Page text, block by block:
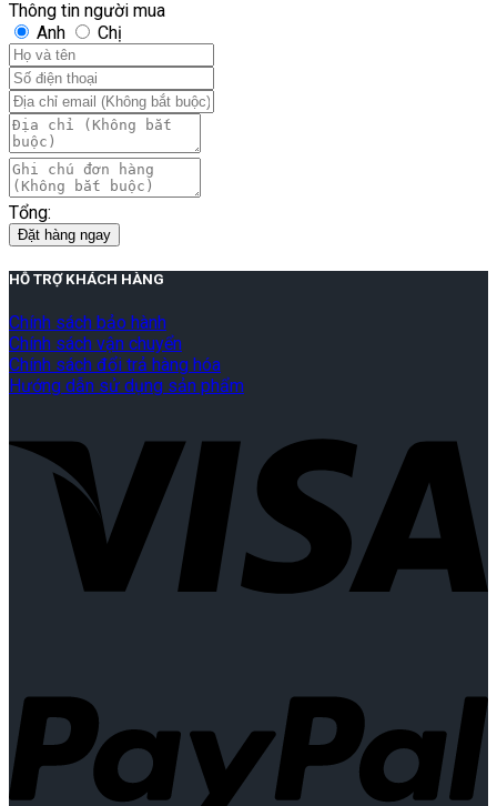
Thông tin người mua
Anh
Chị
Tổng:
Đặt hàng ngay
HỖ TRỢ KHÁCH HÀNG
Chính sách bảo hành
Chính sách vận chuyển
Chính sách đổi trả hàng hóa
Hướng dẫn sử dụng sản phẩm